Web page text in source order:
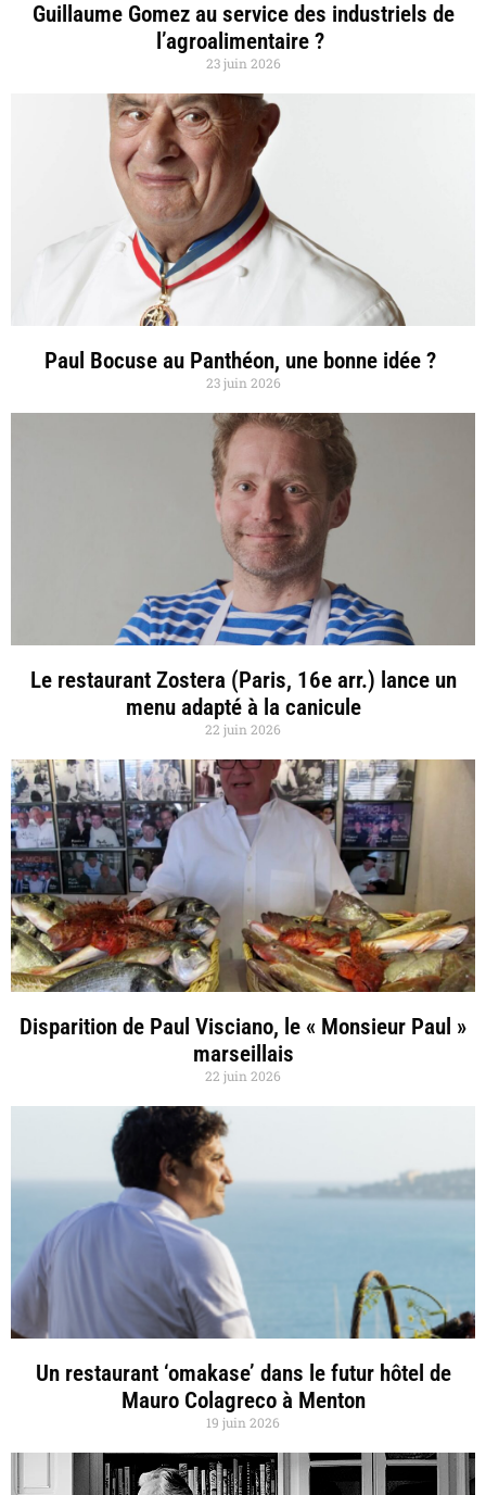
Guillaume Gomez au service des industriels de
l’agroalimentaire ?
23 juin 2026
Paul Bocuse au Panthéon, une bonne idée ?
23 juin 2026
Le restaurant Zostera (Paris, 16e arr.) lance un
menu adapté à la canicule
22 juin 2026
Disparition de Paul Visciano, le « Monsieur Paul »
marseillais
22 juin 2026
Un restaurant ‘omakase’ dans le futur hôtel de
Mauro Colagreco à Menton
19 juin 2026